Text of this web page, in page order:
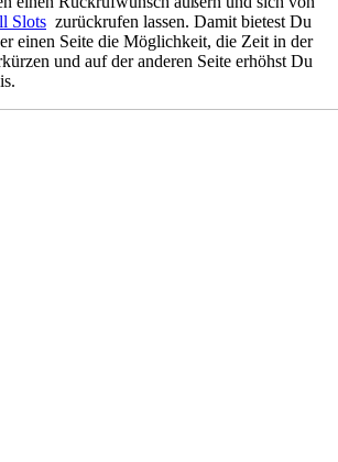
Slots zurückrufen lassen. Damit bietest Du
einen Seite die Möglichkeit, die Zeit in der
und auf der anderen Seite erhöhst Du